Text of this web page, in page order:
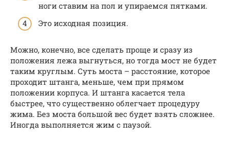
ноги ставим на пол и упираемся пятками.
Это исходная позиция.
Можно, конечно, все сделать проще и сразу из
положения лежа выгнуться, но тогда мост не будет
таким круглым. Суть моста – расстояние, которое
проходит штанга, меньше, чем при прямом
положении корпуса. И штанга касается тела
быстрее, что существенно облегчает процедуру
жима. Без моста большой вес будет взять сложнее.
Иногда выполняется жим с паузой.